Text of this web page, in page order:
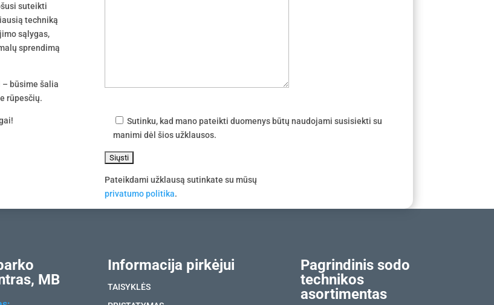
suteikti
techniką
sąlygas,
sprendimą
būsime šalia
rūpesčių.
Sutinku, kad mano pateikti duomenys būtų naudojami susisiekti su
manimi dėl šios užklausos.
Pateikdami užklausą sutinkate su mūsų
privatumo politika.
MB
Informacija pirkėjui
TAISYKLĖS
Pagrindinis sodo
technikos
asortimentas